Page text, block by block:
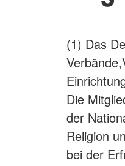
(1) Das
Die
der
Religion
bei der